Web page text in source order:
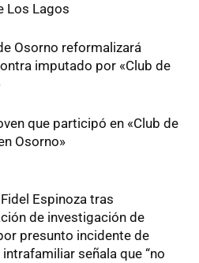
Los Lagos
Osorno reformalizará
imputado por «Club de
que participó en «Club de
Osorno»
Espinoza tras
de investigación de
presunto incidente de
señala que “no